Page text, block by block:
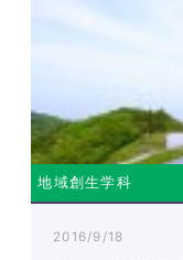
地域創生学科
2016/9/18